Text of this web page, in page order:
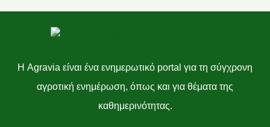
Η Agravia είναι ένα ενημερωτικό portal για τη σύγχρονη
αγροτική ενημέρωση, όπως και για θέματα της
καθημερινότητας.